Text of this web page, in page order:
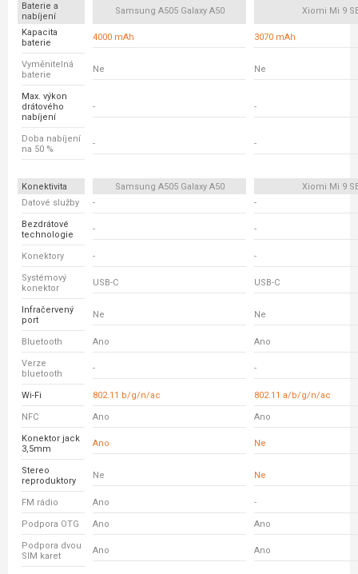
Baterie a
nabíjení
Samsung A505 Galaxy A50 Xiomi Mi 9
Kapacita
baterie
4000 mAh 3070 mAh
Vyměnitelná
baterie
Ne Ne
Max. výkon
drátového
nabíjení
- -
Doba nabíjení
na 50 %
- -
Konektivita Samsung A505 Galaxy A50
Xiomi Mi 9
Datové služby
- -
Bezdrátové
technologie
- -
Konektory - -
Systémový
konektor
USB-C USB-C
Infračervený
port
Ne Ne
Bluetooth Ano Ano
Verze
bluetooth
- -
Wi-Fi 802.11 b/g/n/ac 802.11 a/b/g/n/ac
NFC Ano Ano
Konektor jack
3,5mm
Ano Ne
Stereo
reproduktory
Ne Ne
FM rádio Ano -
Podpora OTG Ano Ano
Podpora dvou
SIM karet
Ano Ano